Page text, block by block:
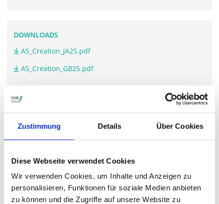
Zustimmung Details Über Cookies
Diese Webseite verwendet Cookies
Wir verwenden Cookies, um Inhalte und Anzeigen zu
personalisieren, Funktionen für soziale Medien anbieten
zu können und die Zugriffe auf unsere Website zu
DOWNLOADS
AS_Creation_JA25.pdf
AS_Creation_GB25.pdf
www.as-creation.com/.../hauptversammlung
STIMMRECHTSVERTRETUNG DURCH DIE DSW
Die DSW vertritt Ihre Stimmrechteauf sämtlichen
wichtigen Hauptversammlungen in Deutschland.